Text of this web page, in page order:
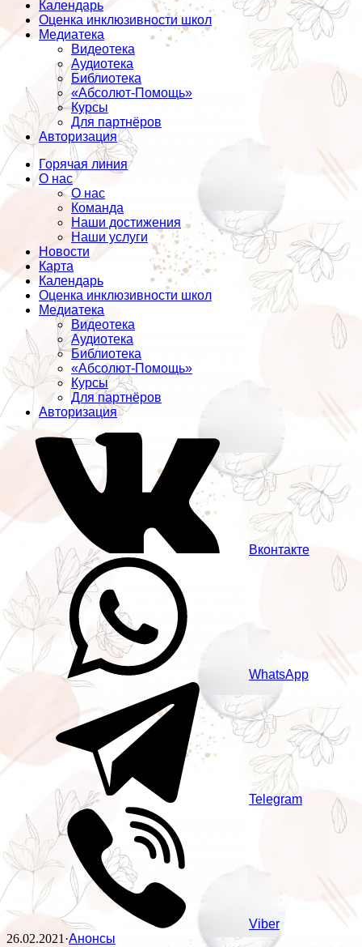
Календарь
Оценка инклюзивности школ
Медиатека
Видеотека
Аудиотека
Библиотека
«Абсолют-Помощь»
Курсы
Для партнёров
Авторизация
Горячая линия
О нас
О нас
Команда
Наши достижения
Наши услуги
Новости
Карта
Календарь
Оценка инклюзивности школ
Медиатека
Видеотека
Аудиотека
Библиотека
«Абсолют-Помощь»
Курсы
Для партнёров
Авторизация
Вконтакте
WhatsApp
Telegram
Viber
26.02.2021·Анонсы